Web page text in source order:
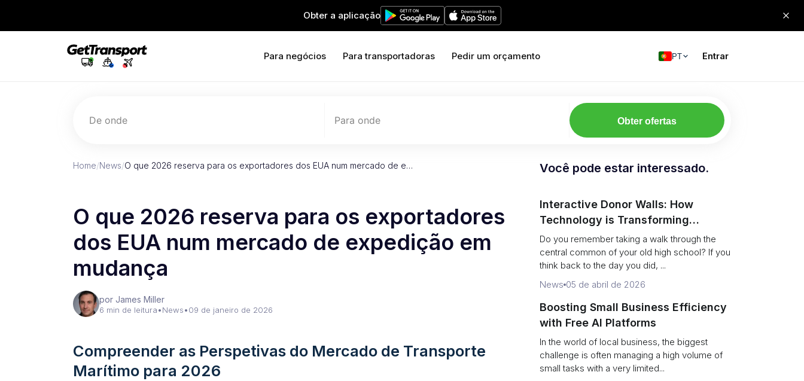
Obter a aplicação
Para negócios Para transportadoras Pedir um orçamento PT Entrar
De onde Para onde Obter ofertas
Home/News/O que 2026 reserva para os exportadores dos EUA num mercado de e…
O que 2026 reserva para os exportadores
dos EUA num mercado de expedição em
mudança
por James Miller
6 min de leitura•News•09 de janeiro de 2026
Compreender as Perspetivas do Mercado de Transporte
Marítimo para 2026
Você pode estar interessado.
Interactive Donor Walls: How
Technology is Transforming
Campus Philanthropy
Do you remember taking a walk through the
central common of your old high school? If you
think back to the day you did, ...
News 05 de abril de 2026
Boosting Small Business Efficiency
with Free AI Platforms
In the world of local business, the biggest
challenge is often managing a high volume of
small tasks with a very limited...